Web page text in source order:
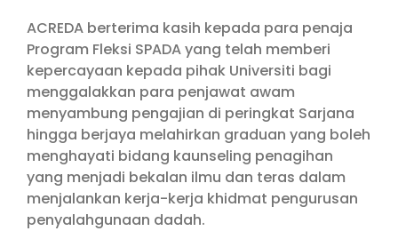
ACREDA berterima kasih kepada para penaja
Program Fleksi SPADA yang telah memberi
kepercayaan kepada pihak Universiti bagi
menggalakkan para penjawat awam
menyambung pengajian di peringkat Sarjana
hingga berjaya melahirkan graduan yang boleh
menghayati bidang kaunseling penagihan
yang menjadi bekalan ilmu dan teras dalam
menjalankan kerja-kerja khidmat pengurusan
penyalahgunaan dadah.